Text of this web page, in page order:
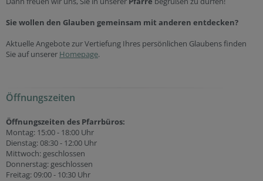
Sie wollen den Glauben gemeinsam mit anderen entdecken?
Aktuelle Angebote zur Vertiefung Ihres persönlichen Glaubens finden
Sie auf unserer Homepage.
Öffnungszeiten
Öffnungszeiten des Pfarrbüros:
Montag: 15:00 - 18:00 Uhr
Dienstag: 08:30 - 12:00 Uhr
Mittwoch: geschlossen
Donnerstag: geschlossen
Freitag: 09:00 - 10:30 Uhr